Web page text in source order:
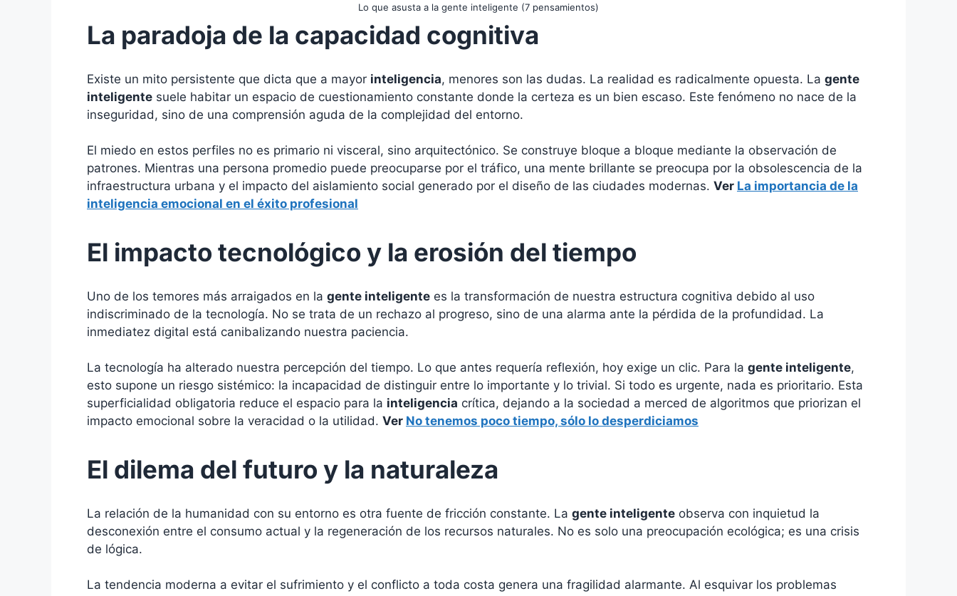
Lo que asusta a la gente inteligente (7 pensamientos)
La paradoja de la capacidad cognitiva
Existe un mito persistente que dicta que a mayor inteligencia, menores son las dudas. La realidad es radicalmente opuesta. La gente
inteligente suele habitar un espacio de cuestionamiento constante donde la certeza es un bien escaso. Este fenómeno no nace de la
inseguridad, sino de una comprensión aguda de la complejidad del entorno.
El miedo en estos perfiles no es primario ni visceral, sino arquitectónico. Se construye bloque a bloque mediante la observación de
patrones. Mientras una persona promedio puede preocuparse por el tráfico, una mente brillante se preocupa por la obsolescencia de la
infraestructura urbana y el impacto del aislamiento social generado por el diseño de las ciudades modernas. Ver La importancia de la
inteligencia emocional en el éxito profesional
El impacto tecnológico y la erosión del tiempo
Uno de los temores más arraigados en la gente inteligente es la transformación de nuestra estructura cognitiva debido al uso
indiscriminado de la tecnología. No se trata de un rechazo al progreso, sino de una alarma ante la pérdida de la profundidad. La
inmediatez digital está canibalizando nuestra paciencia.
La tecnología ha alterado nuestra percepción del tiempo. Lo que antes requería reflexión, hoy exige un clic. Para la gente inteligente,
esto supone un riesgo sistémico: la incapacidad de distinguir entre lo importante y lo trivial. Si todo es urgente, nada es prioritario. Esta
superficialidad obligatoria reduce el espacio para la inteligencia crítica, dejando a la sociedad a merced de algoritmos que priorizan el
impacto emocional sobre la veracidad o la utilidad. Ver No tenemos poco tiempo, sólo lo desperdiciamos
El dilema del futuro y la naturaleza
La relación de la humanidad con su entorno es otra fuente de fricción constante. La gente inteligente observa con inquietud la
desconexión entre el consumo actual y la regeneración de los recursos naturales. No es solo una preocupación ecológica; es una crisis
de lógica.
La tendencia moderna a evitar el sufrimiento y el conflicto a toda costa genera una fragilidad alarmante. Al esquivar los problemas